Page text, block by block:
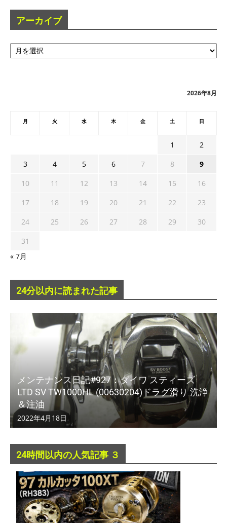
アーカイブ
ア
ー
2026年8月
月 火 水 木 金 土 日
1
2
3
4 5 6 7 8
9
10
11 12 13 14 15
16
17
18 19 20 21 22
23
24
25 26 27 28 29
30
31
« 7月
24分以内に読まれた記事
メンテナンス日記#927：ダイワ スティーズ
LTD SV TW1000HL (00630204)ドラグ滑り 洗浄
＆注油
2022年4月18日
24時間以内の人気記事 ３